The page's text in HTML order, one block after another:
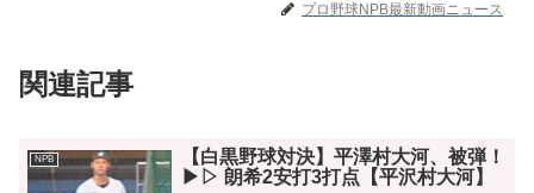
プロ野球NPB最新動画ニュース
関連記事
NPB
【白黒野球対決】平澤村大河、被弾！
▶︎▷ 朗希2安打3打点【平沢村大河】